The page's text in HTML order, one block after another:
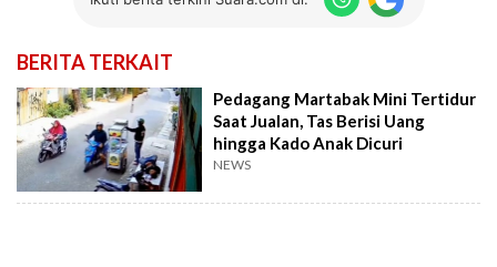
BERITA TERKAIT
Pedagang Martabak Mini Tertidur
Saat Jualan, Tas Berisi Uang
hingga Kado Anak Dicuri
NEWS